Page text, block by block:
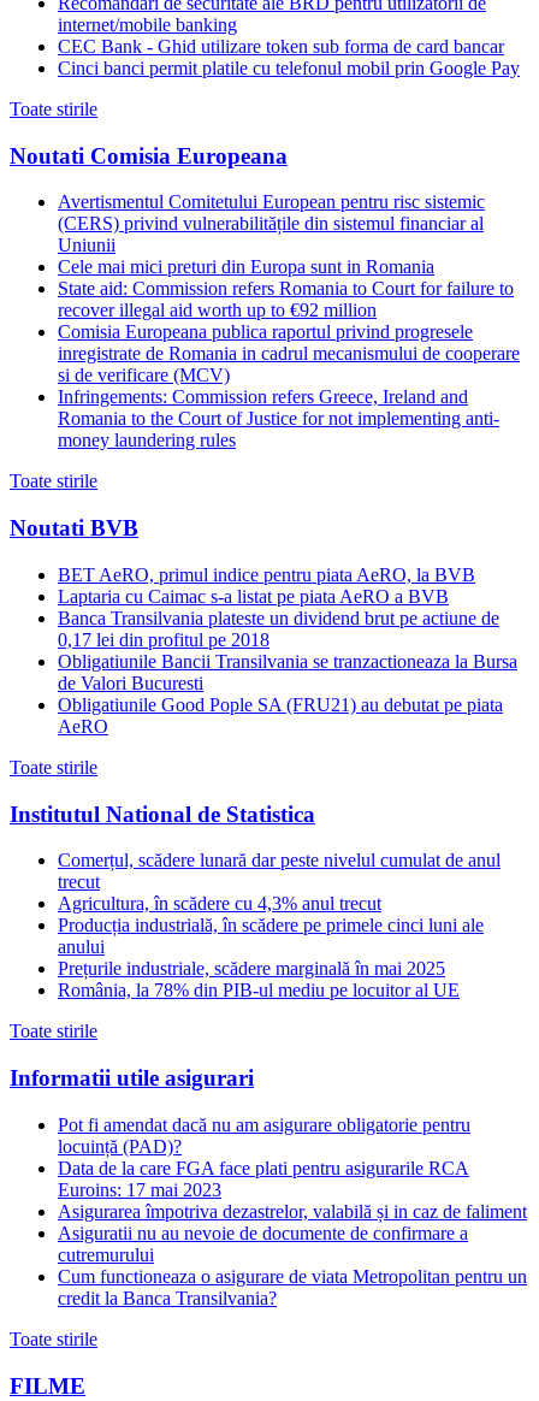
internet/mobile banking
CEC Bank - Ghid utilizare token sub forma de card bancar
Cinci banci permit platile cu telefonul mobil prin Google Pay
Toate stirile
Noutati Comisia Europeana
Avertismentul Comitetului European pentru risc sistemic
(CERS) privind vulnerabilitățile din sistemul financiar al
Uniunii
Cele mai mici preturi din Europa sunt in Romania
State aid: Commission refers Romania to Court for failure to
recover illegal aid worth up to €92 million
Comisia Europeana publica raportul privind progresele
inregistrate de Romania in cadrul mecanismului de cooperare
si de verificare (MCV)
Infringements: Commission refers Greece, Ireland and
Romania to the Court of Justice for not implementing anti-
money laundering rules
Toate stirile
Noutati BVB
BET AeRO, primul indice pentru piata AeRO, la BVB
Laptaria cu Caimac s-a listat pe piata AeRO a BVB
Banca Transilvania plateste un dividend brut pe actiune de
0,17 lei din profitul pe 2018
Obligatiunile Bancii Transilvania se tranzactioneaza la Bursa
de Valori Bucuresti
Obligatiunile Good Pople SA (FRU21) au debutat pe piata
AeRO
Toate stirile
Institutul National de Statistica
Comerțul, scădere lunară dar peste nivelul cumulat de anul
trecut
Agricultura, în scădere cu 4,3% anul trecut
Producția industrială, în scădere pe primele cinci luni ale
anului
Prețurile industriale, scădere marginală în mai 2025
România, la 78% din PIB-ul mediu pe locuitor al UE
Toate stirile
Informatii utile asigurari
Pot fi amendat dacă nu am asigurare obligatorie pentru
locuință (PAD)?
Data de la care FGA face plati pentru asigurarile RCA
Euroins: 17 mai 2023
Asigurarea împotriva dezastrelor, valabilă și in caz de faliment
Asiguratii nu au nevoie de documente de confirmare a
cutremurului
Cum functioneaza o asigurare de viata Metropolitan pentru un
credit la Banca Transilvania?
Toate stirile
FILME